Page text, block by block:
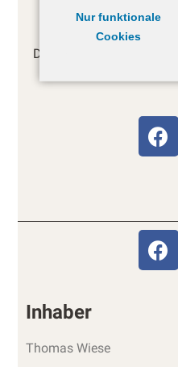
Nur funktionale
Cookies
Du kannst Reitanlage
Inhaber
Thomas Wiese